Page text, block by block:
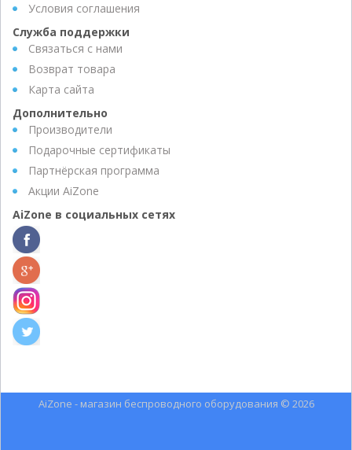
Условия соглашения
Служба поддержки
Связаться с нами
Возврат товара
Карта сайта
Дополнительно
Производители
Подарочные сертификаты
Партнёрская программа
Акции AiZone
AiZone в социальных сетях
AiZone - магазин беспроводного оборудования © 2026